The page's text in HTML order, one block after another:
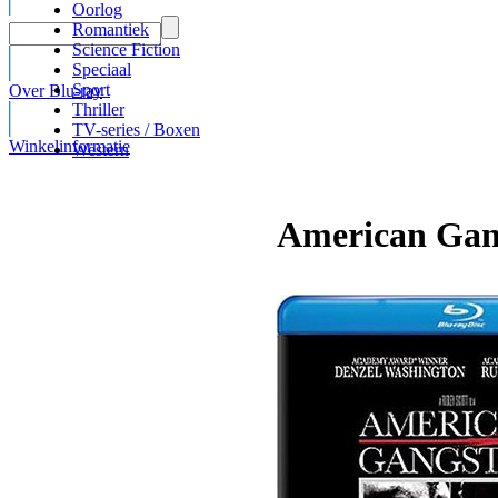
Over Blu-ray
Winkelinformatie
Oorlog
Romantiek
Science Fiction
Speciaal
Sport
Thriller
TV-series / Boxen
Western
American